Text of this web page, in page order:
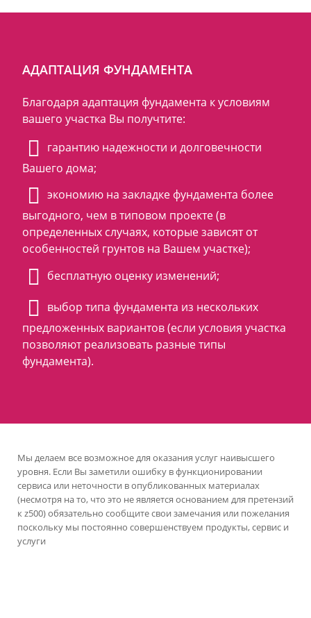
АДАПТАЦИЯ ФУНДАМЕНТА
Благодаря адаптация фундамента к условиям
вашего участка Вы получтите:
гарантию надежности и долговечности
Вашего дома;
экономию на закладке фундамента более
выгодного, чем в типовом проекте (в
определенных случаях, которые зависят от
особенностей грунтов на Вашем участке);
бесплатную оценку изменений;
выбор типа фундамента из нескольких
предложенных вариантов (если условия участка
позволяют реализовать разные типы
фундамента).
Мы делаем все возможное для оказания услуг наивысшего
уровня. Если Вы заметили ошибку в функционировании
сервиса или неточности в опубликованных материалах
(несмотря на то, что это не является основанием для претензий
к z500) обязательно сообщите свои замечания или пожелания
поскольку мы постоянно совершенствуем продукты, сервис и
услуги